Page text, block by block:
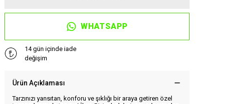
WHATSAPP
14 gün içinde iade
değişim
Ürün Açıklaması
Tarzınızı yansıtan, konforu ve şıklığı bir araya getiren özel